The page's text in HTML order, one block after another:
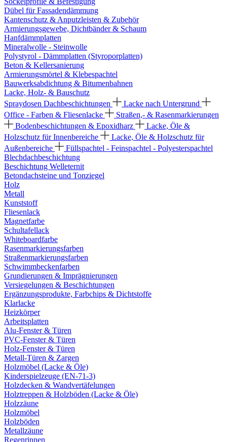
Dübel für Fassadendämmung
Kantenschutz & Anputzleisten & Zubehör
Armierungsgewebe, Dichtbänder & Schaum
Hanfdämmplatten
Mineralwolle - Steinwolle
Polystyrol - Dämmplatten (Styroporplatten)
Beton & Kellersanierung
Armierungsmörtel & Klebespachtel
Bauwerksabdichtung & Bitumenbahnen
Lacke, Holz- & Bauschutz
Spraydosen Dachbeschichtungen
Lacke nach Untergrund
Office - Farben & Fliesenlacke
Straßen,- & Rasenmarkierungen
Bodenbeschichtungen & Epoxidharz
Lacke, Öle &
Holzschutz für Innenbereiche
Lacke, Öle & Holzschutz für
Außenbereiche
Füllspachtel - Feinspachtel - Polyesterspachtel
Blechdachbeschichtung
Beschichtung Welleternit
Betondachsteine und Tonziegel
Holz
Metall
Kunststoff
Fliesenlack
Magnetfarbe
Schultafellack
Whiteboardfarbe
Rasenmarkierungsfarben
Straßenmarkierungsfarben
Schwimmbeckenfarben
Grundierungen & Imprägnierungen
Versiegelungen & Beschichtungen
Ergänzungsprodukte, Farbchips & Dichtstoffe
Klarlacke
Heizkörper
Arbeitsplatten
Alu-Fenster & Türen
PVC-Fenster & Türen
Holz-Fenster & Türen
Metall-Türen & Zargen
Holzmöbel (Lacke & Öle)
Kinderspielzeuge (EN-71-3)
Holzdecken & Wandvertäfelungen
Holztreppen & Holzböden (Lacke & Öle)
Holzzäune
Holzmöbel
Holzböden
Metallzäune
Regenrinnen